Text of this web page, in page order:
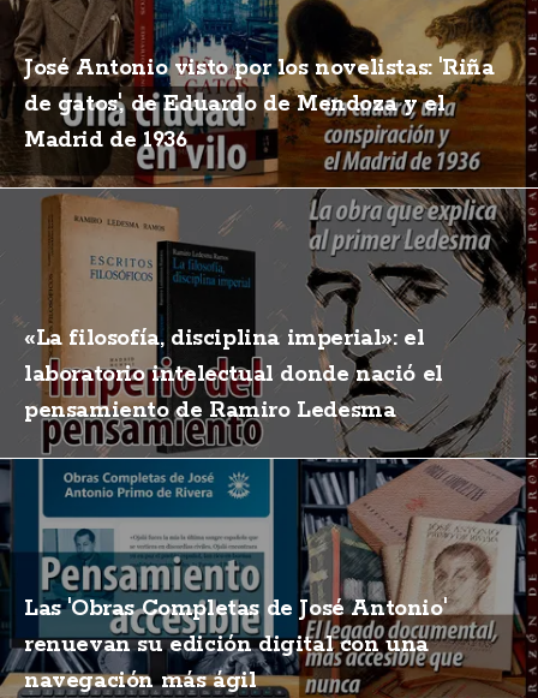
José Antonio visto por los novelistas: 'Riña
de gatos', de Eduardo de Mendoza y el
Madrid de 1936
«La filosofía, disciplina imperial»: el
laboratorio intelectual donde nació el
pensamiento de Ramiro Ledesma
Las 'Obras Completas de José Antonio'
renuevan su edición digital con una
navegación más ágil